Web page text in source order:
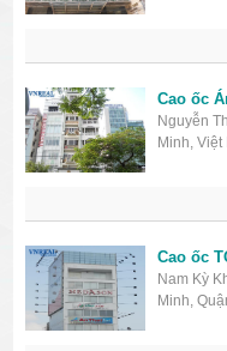
Cao ốc
Nguyễn
Minh, Việt
Cao ốc
Nam Kỳ
Minh,